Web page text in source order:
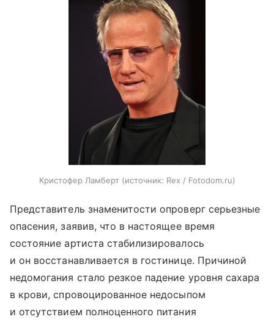
Кристофер Ламберт источник: Rex / Fotodom.ru
Представитель знаменитости опроверг серьезные
опасения, заявив, что в настоящее время
состояние артиста стабилизировалось
и он восстанавливается в гостинице. Причиной
недомогания стало резкое падение уровня сахара
в крови, спровоцированное недосыпом
и отсутствием полноценного питания